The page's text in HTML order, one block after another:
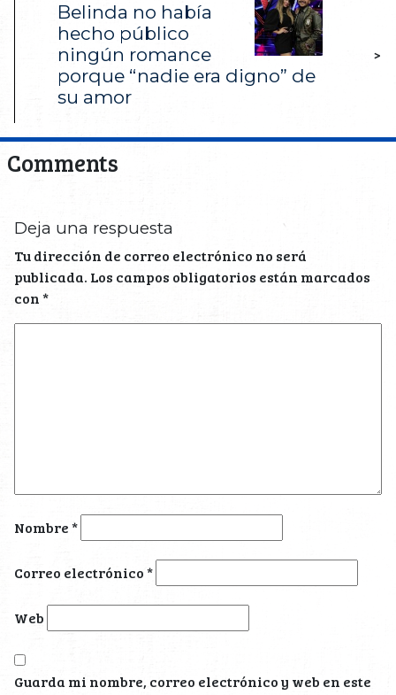
Belinda no había
hecho público
ningún romance
porque “nadie era digno” de
su amor
>
Comments
Deja una respuesta
Tu dirección de correo electrónico no será
publicada. Los campos obligatorios están marcados
con*
Nombre*
Correo electrónico*
Web
Guarda mi nombre, correo electrónico y web en este